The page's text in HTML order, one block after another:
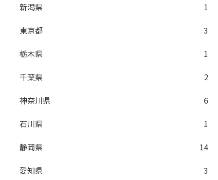
新潟県
1
東京都
3
栃木県
1
千葉県
2
神奈川県
6
石川県
1
静岡県
14
愛知県
3